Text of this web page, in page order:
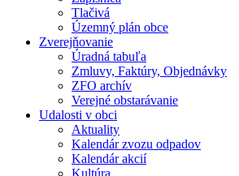
Tlačivá
Územný plán obce
Zverejňovanie
Úradná tabuľa
Zmluvy, Faktúry, Objednávky
ZFO archív
Verejné obstarávanie
Udalosti v obci
Aktuality
Kalendár zvozu odpadov
Kalendár akcií
Kultúra